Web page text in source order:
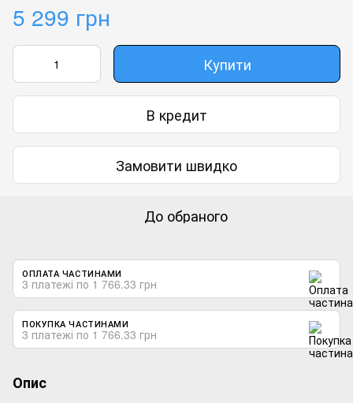
5 299 грн
Купити
В кредит
Замовити швидко
До обраного
ОПЛАТА ЧАСТИНАМИ
3 платежі по 1 766.33 грн
ПОКУПКА ЧАСТИНАМИ
3 платежі по 1 766.33 грн
Опис